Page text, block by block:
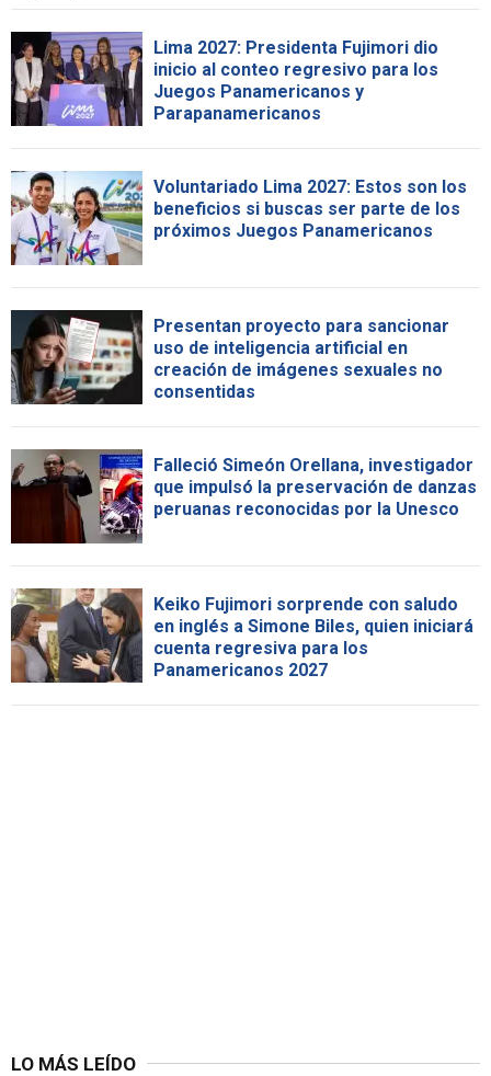
Lima 2027: Presidenta Fujimori dio
inicio al conteo regresivo para los
Juegos Panamericanos y
Parapanamericanos
Voluntariado Lima 2027: Estos son los
beneficios si buscas ser parte de los
próximos Juegos Panamericanos
Presentan proyecto para sancionar
uso de inteligencia artificial en
creación de imágenes sexuales no
consentidas
Falleció Simeón Orellana, investigador
que impulsó la preservación de danzas
peruanas reconocidas por la Unesco
Keiko Fujimori sorprende con saludo
en inglés a Simone Biles, quien iniciará
cuenta regresiva para los
Panamericanos 2027
LO MÁS LEÍDO